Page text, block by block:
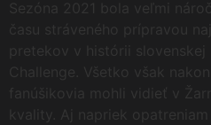
Sezóna 2021 bola veľmi
času stráveného prípravou
pretekov v histórii slovenskej
Challenge. Všetko však
fanúšikovia mohli vidieť v
kvality. Aj napriek